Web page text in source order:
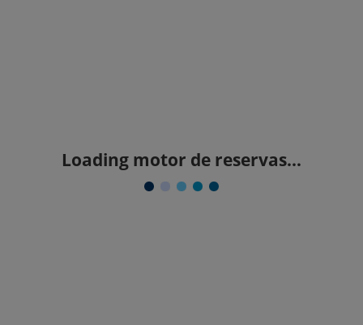
Loading motor de reservas...